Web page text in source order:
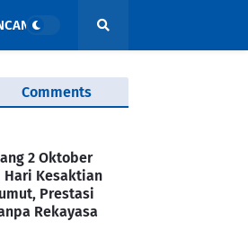
Comments
2 Oktober
Hari Kesaktian
Prestasi
Rekayasa